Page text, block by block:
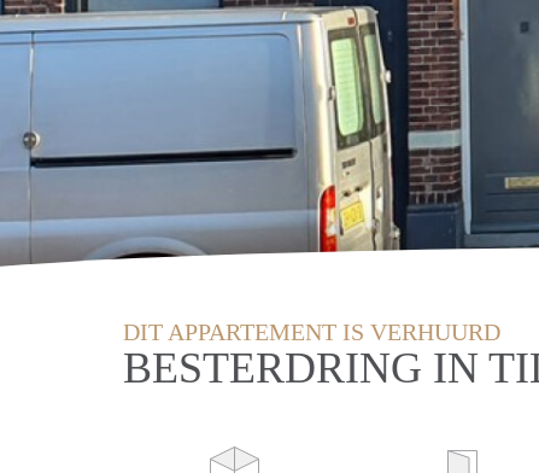
DIT APPARTEMENT IS VERHUURD
BESTERDRING IN